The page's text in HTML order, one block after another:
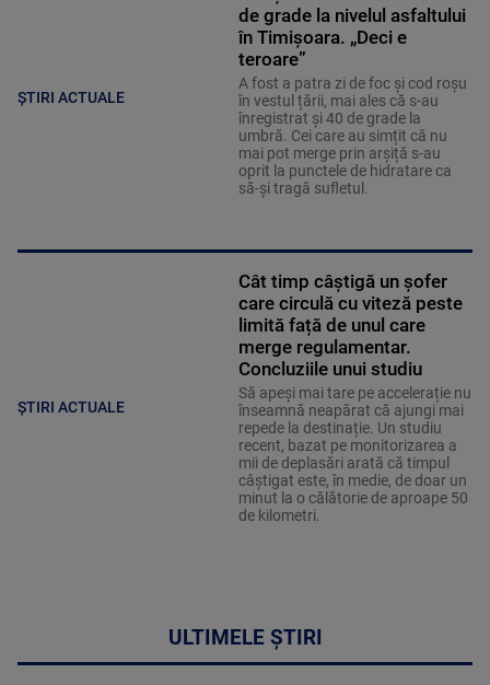
ȘTIRI ACTUALE
de grade la nivelul asfaltului
în Timișoara. „Deci e
teroare”
A fost a patra zi de foc și cod roșu
în vestul țării, mai ales că s-au
înregistrat și 40 de grade la
umbră. Cei care au simțit că nu
mai pot merge prin arșiță s-au
oprit la punctele de hidratare ca
să-și tragă sufletul.
ȘTIRI ACTUALE
Cât timp câștigă un șofer
care circulă cu viteză peste
limită față de unul care
merge regulamentar.
Concluziile unui studiu
Să apeși mai tare pe accelerație nu
înseamnă neapărat că ajungi mai
repede la destinație. Un studiu
recent, bazat pe monitorizarea a
mii de deplasări arată că timpul
câștigat este, în medie, de doar un
minut la o călătorie de aproape 50
de kilometri.
ULTIMELE ȘTIRI